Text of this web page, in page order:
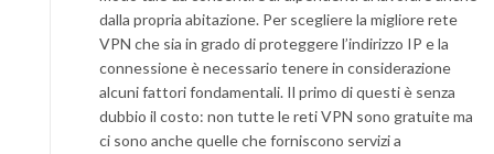
dalla propria abitazione. Per scegliere la migliore rete
VPN che sia in grado di proteggere l’indirizzo IP e la
connessione è necessario tenere in considerazione
alcuni fattori fondamentali. Il primo di questi è senza
dubbio il costo: non tutte le reti VPN sono gratuite ma
ci sono anche quelle che forniscono servizi a